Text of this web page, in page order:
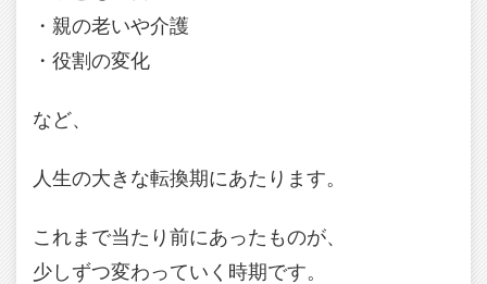
・親の老いや介護
・役割の変化
など、
人生の大きな転換期にあたります。
これまで当たり前にあったものが、
少しずつ変わっていく時期です。